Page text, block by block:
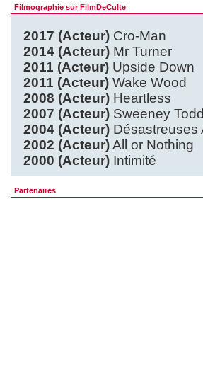
Filmographie sur FilmDeCulte
2017 (Acteur) Cro-Man
2014 (Acteur) Mr Turner
2011 (Acteur) Upside Down
2011 (Acteur) Wake Wood
2008 (Acteur) Heartless
2007 (Acteur) Sweeney
2004 (Acteur) Désastreuses
2002 (Acteur)All or Nothing
2000 (Acteur) Intimité
Partenaires